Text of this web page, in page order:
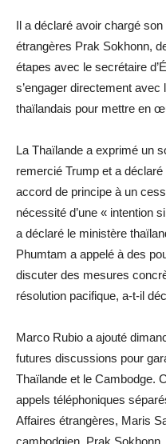
Il a déclaré avoir chargé
étrangères Prak Sokhonn,
étapes avec le secrétaire
s’engager directement
thaïlandais pour mettre en
La Thaïlande a exprimé un
remercié Trump et a
accord de principe à un
nécessité d’une « intention
a déclaré le ministère
Phumtam a appelé à des
discuter des mesures
résolution pacifique, a-t-il
Marco Rubio a ajouté
futures discussions pour
Thaïlande et le Cambodge.
appels téléphoniques
Affaires étrangères, Maris